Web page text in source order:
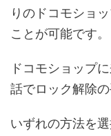
りのドコモショ
ことが可能です。
ドコモショップ
話でロック解除
いずれの方法を